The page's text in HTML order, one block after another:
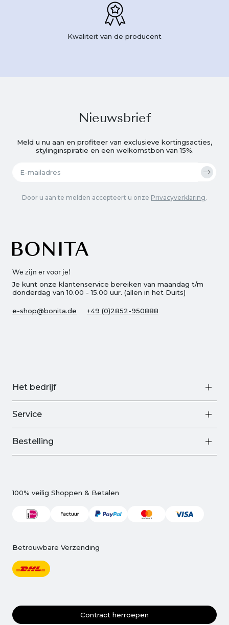
Kwaliteit van de producent
We zijn er voor je!
Je kunt onze klantenservice bereiken van maandag t/m
donderdag van 10.00 - 15.00 uur. (allen in het Duits)
e-shop@bonita.de +49 (0)2852-950888
Nieuwsbrief
Meld u nu aan en profiteer van exclusieve kortingsacties,
stylinginspiratie en een welkomstbon van 15%.
Door u aan te melden accepteert u onze Privacyverklaring.
Het bedrijf
Service
Bestelling
100% veilig Shoppen & Betalen
Betrouwbare Verzending
Contract herroepen